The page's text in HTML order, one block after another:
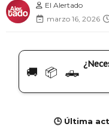
El Alertado
marzo 16, 2026
🚚 📦 🛻
🕒 Última